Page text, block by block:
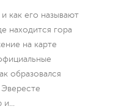
как его называют
находится гора
на карте
образовался
и